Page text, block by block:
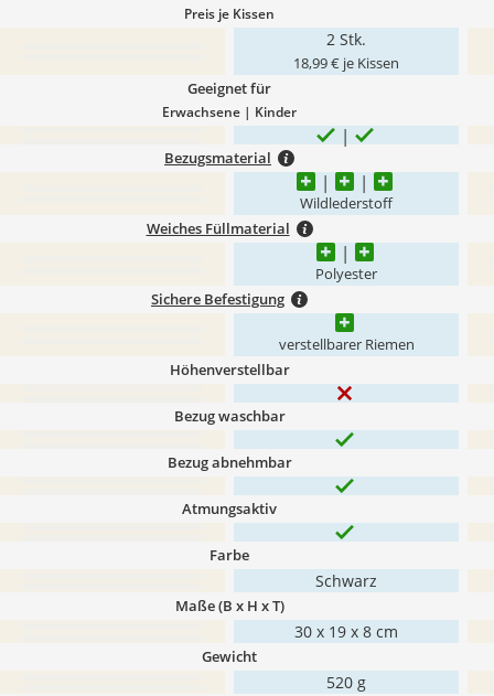
Preis je Kissen
2 Stk.
18,99 € je Kissen
Geeignet für
Erwachsene | Kinder
Bezugsmaterial
Wildlederstoff
Weiches Füllmaterial
Polyester
Sichere Befestigung
verstellbarer Riemen
Höhenverstellbar
Bezug waschbar
Bezug abnehmbar
Atmungsaktiv
Farbe
Schwarz
Maße (B x H x T)
30 x 19 x 8 cm
Gewicht
520 g